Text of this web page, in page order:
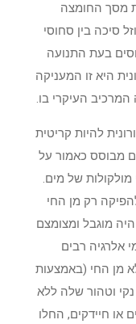
מסך החומצה
סיכה בין סחוסי
בעת התנועה
היא זו המעניקה
המרכיב העיקרי בו.
להיות קריטית
מבוסס כאמור על
של מים.
רק מן החי
מוגבל ומצומצם
אלרגיה רבים
מן החי (באמצעות
וטהור שלה ללא
או חיידקים, החלו